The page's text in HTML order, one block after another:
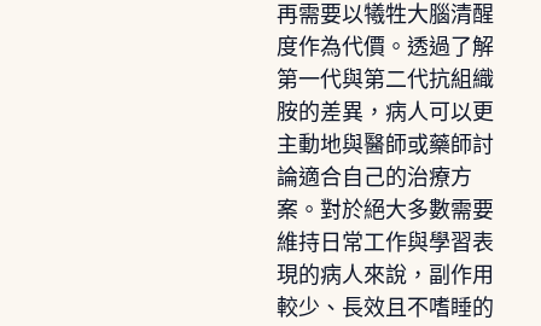
再需要以犧牲大腦清醒
度作為代價。透過了解
第一代與第二代抗組織
胺的差異，病人可以更
主動地與醫師或藥師討
論適合自己的治療方
案。對於絕大多數需要
維持日常工作與學習表
現的病人來說，副作用
較少、長效且不嗜睡的